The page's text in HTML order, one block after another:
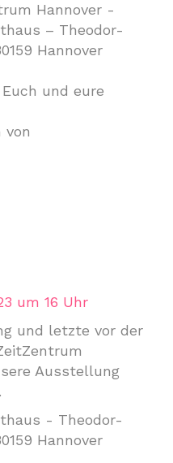
Hannover -
– Theodor-
Hannover
und eure
von
um 16 Uhr
und letzte vor der
Ausstellung
- Theodor-
Hannover